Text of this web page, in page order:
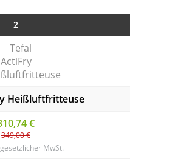
2
Heißluftfritteuse
€
349,00 €
MwSt.